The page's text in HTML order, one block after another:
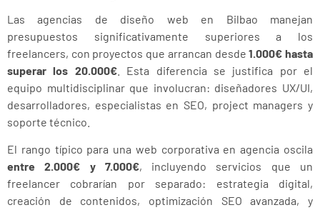
Las agencias de diseño web en Bilbao manejan
presupuestos significativamente superiores a los
freelancers, con proyectos que arrancan desde1.000€ hasta
superar los 20.000€. Esta diferencia se justifica por el
equipo multidisciplinar que involucran: diseñadores UX/UI,
desarrolladores, especialistas en SEO, project managers y
soporte técnico.
El rango típico para una web corporativa en agencia oscila
entre 2.000€ y 7.000€, incluyendo servicios que un
freelancer cobrarían por separado: estrategia digital,
creación de contenidos, optimización SEO avanzada, y